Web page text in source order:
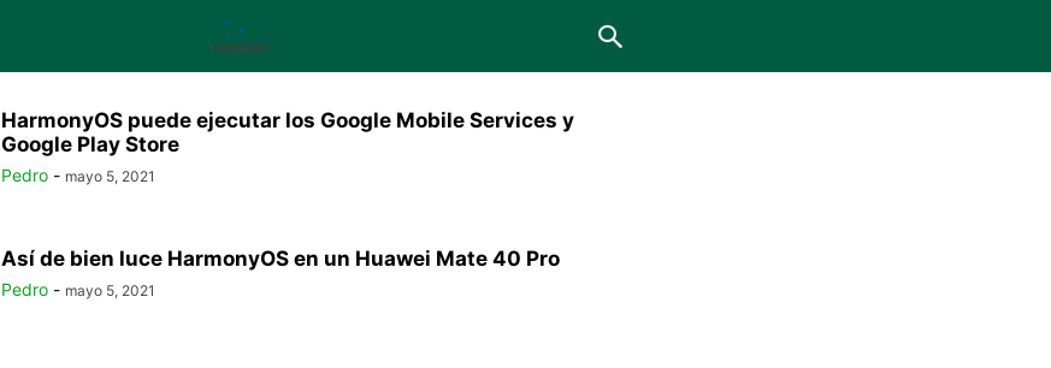
HarmonyOS puede ejecutar los Google Mobile Services y
Google Play Store
Pedro - mayo 5, 2021
Así de bien luce HarmonyOS en un Huawei Mate 40 Pro
Pedro - mayo 5, 2021